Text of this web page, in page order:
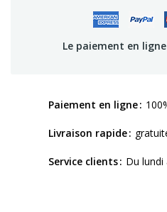
Le paiement en
Paiement en ligne
Livraison rapide
Service clients Du lundi